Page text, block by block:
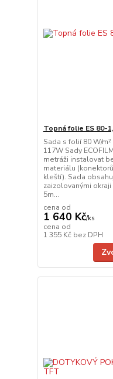
Topná folie ES 80-
Sada s folií 80 W/
117W Sady
metráži instalovat
materiálu
kleští). Sada
zaizolovanými
5m...
cena od
1 640 Kč/ks
cena od
1 355 Kč bez DPH